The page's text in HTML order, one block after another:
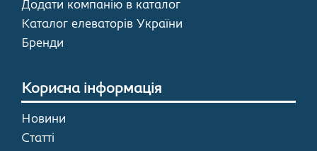
Додати компанію в каталог
Каталог елеваторів України
Бренди
Корисна інформація
Новини
Статті